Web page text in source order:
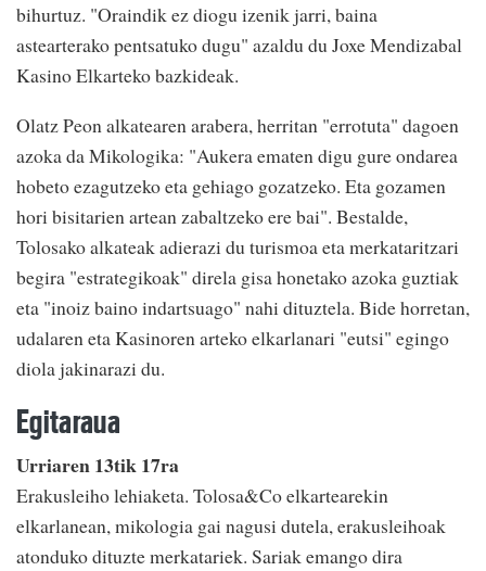
bihurtuz. "Oraindik ez diogu izenik jarri, baina
astearterako pentsatuko dugu" azaldu du Joxe Mendizabal
Kasino Elkarteko bazkideak.
Olatz Peon alkatearen arabera, herritan "errotuta" dagoen
azoka da Mikologika: "Aukera ematen digu gure ondarea
hobeto ezagutzeko eta gehiago gozatzeko. Eta gozamen
hori bisitarien artean zabaltzeko ere bai". Bestalde,
Tolosako alkateak adierazi du turismoa eta merkataritzari
begira "estrategikoak" direla gisa honetako azoka guztiak
eta "inoiz baino indartsuago" nahi dituztela. Bide horretan,
udalaren eta Kasinoren arteko elkarlanari "eutsi" egingo
diola jakinarazi du.
Egitaraua
Urriaren 13tik 17ra
Erakusleiho lehiaketa. Tolosa&Co elkartearekin
elkarlanean, mikologia gai nagusi dutela, erakusleihoak
atonduko dituzte merkatariek. Sariak emango dira